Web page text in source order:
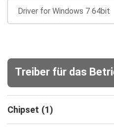
Treiber für das
Chipset (1)